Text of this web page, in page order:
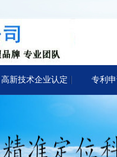
高新技术企业认定 专利